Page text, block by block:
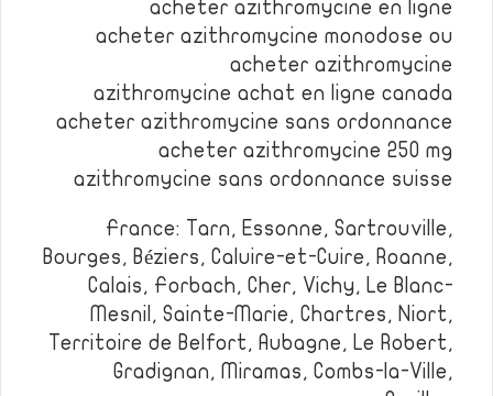
acheter azithromycine en ligne
acheter azithromycine monodose ou
acheter azithromycine
azithromycine achat en ligne canada
acheter azithromycine sans ordonnance
acheter azithromycine 250 mg
azithromycine sans ordonnance suisse
France: Tarn, Essonne, Sartrouville,
Bourges, Béziers, Caluire-et-Cuire, Roanne,
Calais, Forbach, Cher, Vichy, Le Blanc-
Mesnil, Sainte-Marie, Chartres, Niort,
Territoire de Belfort, Aubagne, Le Robert,
Gradignan, Miramas, Combs-la-Ville,